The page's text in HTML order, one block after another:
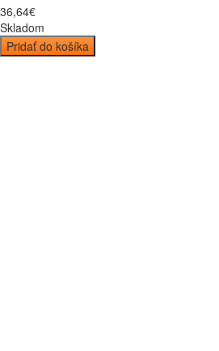
36,64€
Skladom
Pridať do košíka